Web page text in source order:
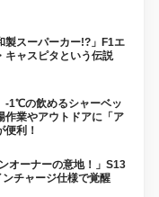
製スーパーカー!?」F1エ
キャスピタという伝説
-1℃の飲めるシャーベッ
作業やアウトドアに「ア
利！
オーナーの意地！」S13
チャージ仕様で覚醒